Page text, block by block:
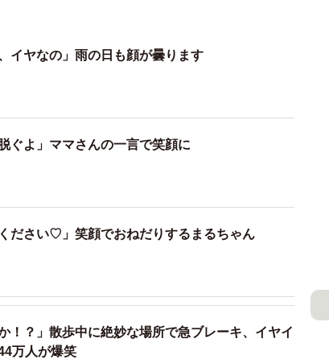
ロンでの月に１度のシャンプーと、１年に１度
で受けたそうです。
お散歩の行き帰りは、ママさんの自転車のカゴ
まるちゃんはウキウキ気分でカゴに乗り、「公
イヤなの」雨の日も顔が曇ります
ぐよ」ママさんの一言で笑顔に
ださい♡」笑顔でおねだりするまるちゃん
！？」散歩中に絶妙な場所で急ブレーキ、イヤイ
万人が爆笑